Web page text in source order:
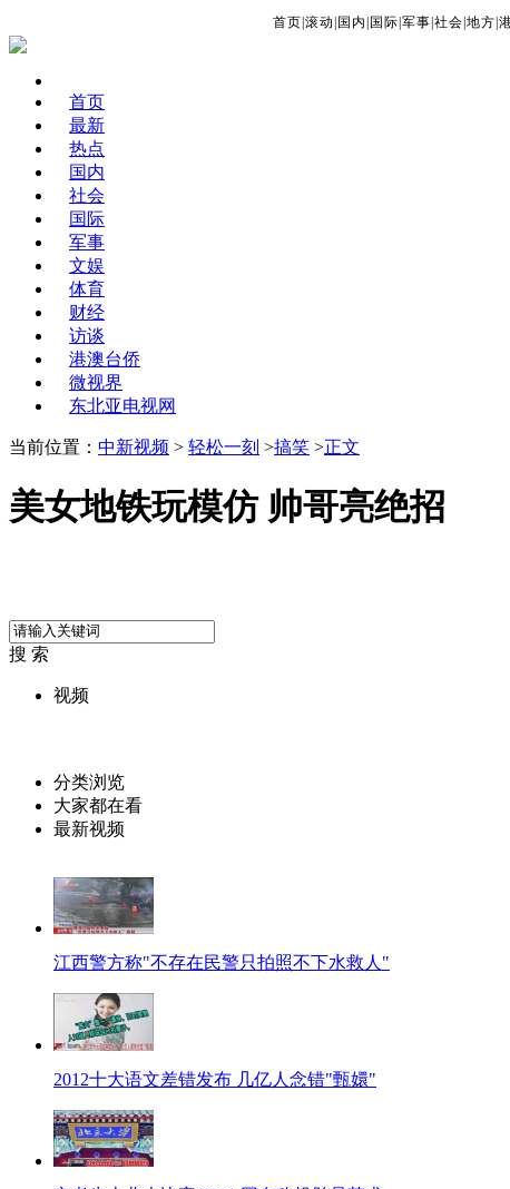
首页 滚动 国内 国际 军事 社会 地方
首页
最新
热点
国内
社会
国际
军事
文娱
体育
财经
访谈
港澳台侨
微视界
东北亚电视网
当前位置： 中新视频 > 轻松一刻 >搞笑 >正文
美女地铁玩模仿 帅哥亮绝招
搜 索
视频
分类浏览
大家都在看
最新视频
江西警方称"不存在民警只拍照不下水救人"
2012十大语文差错发布 几亿人念错"甄嬛"